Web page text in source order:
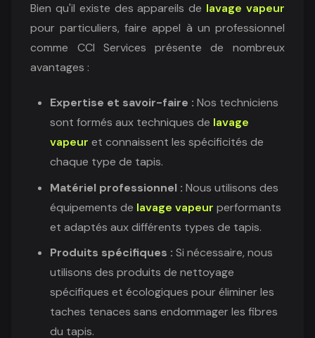
Bien qu'il existe des appareils de lavage vapeur
pour particuliers, faire appel à un professionnel
comme CCI Services présente de nombreux
avantages :
Expertise et savoir-faire : Nos techniciens
sont formés aux techniques de lavage
vapeur et connaissent les spécificités de
chaque type de tapis.
Matériel professionnel : Nous utilisons des
équipements de lavage vapeur performants
et adaptés aux différents types de tapis.
Produits spécifiques : Si nécessaire, nous
utilisons des produits de nettoyage
spécifiques et écologiques pour éliminer les
taches tenaces sans endommager les fibres
du tapis.